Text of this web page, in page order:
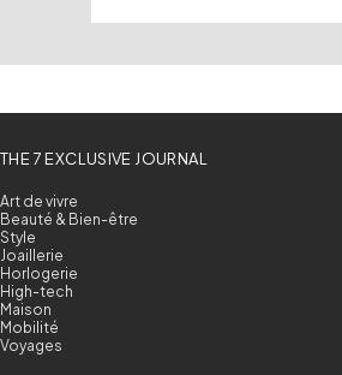
THE 7 EXCLUSIVE JOURNAL
Art de vivre
Beauté & Bien-être
Style
Joaillerie
Horlogerie
High-tech
Maison
Mobilité
Voyages